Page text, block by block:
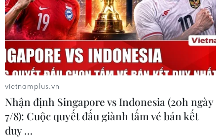
Singapore phân loại các nước, khu vực theo 4 nhóm để
áp dụng biện pháp đi lại và phòng ngừa phù hợp, Việt
Nam nằm trong nhóm II, phải có kết quả âm tính và
phải thực hiện cách ly sau khi nhập cảnh.
vietnamplus.vn
Nhận định Singapore vs Indonesia (20h ngày
7/8): Cuộc quyết đấu giành tấm vé bán kết
duy …